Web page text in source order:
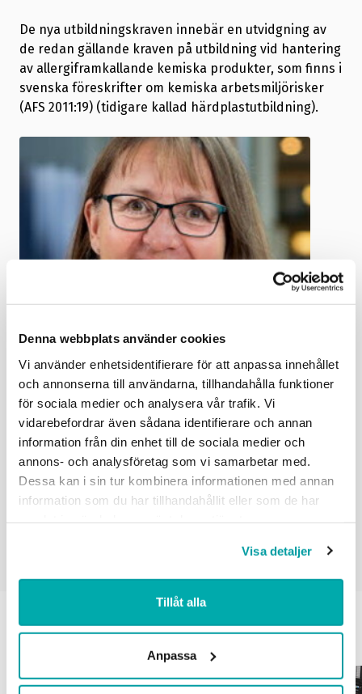
Denna webbplats använder cookies
Vi använder enhetsidentifierare för att anpassa innehållet
och annonserna till användarna, tillhandahålla funktioner
för sociala medier och analysera vår trafik. Vi
vidarebefordrar även sådana identifierare och annan
information från din enhet till de sociala medier och
annons- och analysföretag som vi samarbetar med.
Dessa kan i sin tur kombinera informationen med annan
information som du har tillhandahållit eller som de har
Visa detaljer
Tillåt alla
Anpassa
De nya utbildningskraven innebär en utvidgning av
de redan gällande kraven på utbildning vid hantering
av allergiframkallande kemiska produkter, som finns i
svenska föreskrifter om kemiska arbetsmiljörisker
(AFS 2011:19) (tidigare kallad härdplastutbildning).
Åsa Samuelsson
Rådgivare - arbetsmiljö och hälsa
08-762 79 02
E-post
Du kanske också vill läsa